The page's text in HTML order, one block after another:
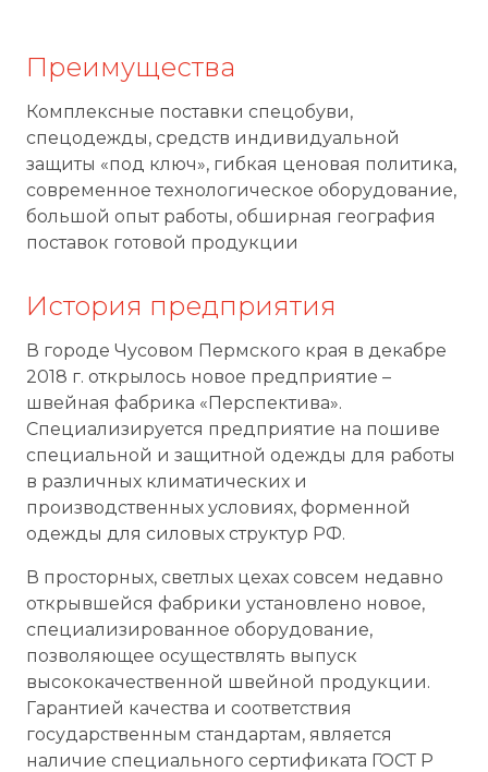
Преимущества
Комплексные поставки спецобуви,
спецодежды, средств индивидуальной
защиты «под ключ», гибкая ценовая политика,
современное технологическое оборудование,
большой опыт работы, обширная география
поставок готовой продукции
История предприятия
В городе Чусовом Пермского края в декабре
2018 г. открылось новое предприятие –
швейная фабрика «Перспектива».
Специализируется предприятие на пошиве
специальной и защитной одежды для работы
в различных климатических и
производственных условиях, форменной
одежды для силовых структур РФ.
В просторных, светлых цехах совсем недавно
открывшейся фабрики установлено новое,
специализированное оборудование,
позволяющее осуществлять выпуск
высококачественной швейной продукции.
Гарантией качества и соответствия
государственным стандартам, является
наличие специального сертификата ГОСТ Р